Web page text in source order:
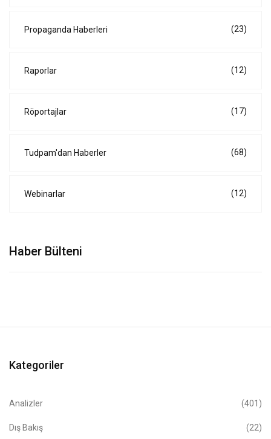
Propaganda Haberleri (23)
Raporlar (12)
Röportajlar (17)
Tudpam'dan Haberler (68)
Webinarlar (12)
Haber Bülteni
Kategoriler
Analizler (401)
Dış Bakış (22)